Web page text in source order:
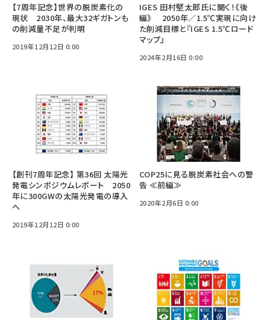
【7周年記念】世界の脱炭素化の
現状 2030年、最大32ギガトンも
の削減量不足が判明
2019年12月12日 0:00
IGES 田村堅太郎氏に聞く！《後
編》 2050年／1.5℃実現に向け
た削減目標と『IGES 1.5℃ロード
マップ』
2024年2月16日 0:00
【創刊7周年記念】 第36回 太陽光
発電シンポジウムレポート 2050
年に300GWの太陽光発電の導入
へ
2019年12月12日 0:00
COP25に見る脱炭素社会への警
告 ≪前編≫
2020年2月6日 0:00